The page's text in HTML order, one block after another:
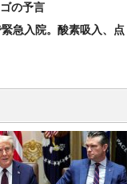
の予言
急入院。酸素吸入、点